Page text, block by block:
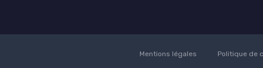
Mentions légales Politique de